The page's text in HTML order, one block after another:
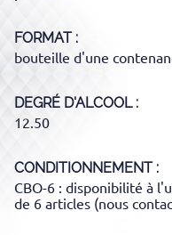
FORMAT
bouteille d'une
DEGRÉ D'ALCOOL
12.50
CONDITIONNEMENT
CBO-6 : disponibilité à
de 6 articles (nous